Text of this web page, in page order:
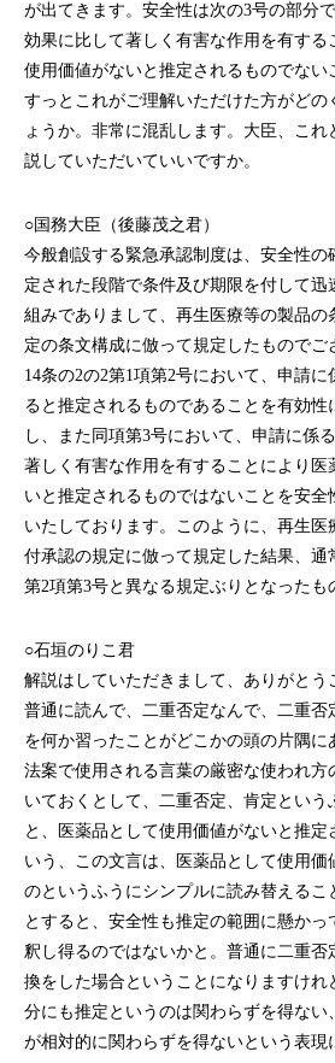
が出てきます。安全性は次の3号の部分
効果に比して著しく有害な作用を有する
使用価値がないと推定されるものでない
すっとこれがご理解いただけた方がどの
ょうか。非常に混乱します。大臣、こ
説していただいていいですか。
○国務大臣（後藤茂之君）
今般創設する緊急承認制度は、安全性の
定された段階で条件及び期限を付して
組みでありまして、再生医療等の製品の
定の条文構成に倣って規定したものでご
14条の2の2第1項第2号において、申請
ると推定されるものであることを有効性
し、また同項第3号において、申請に係
著しく有害な作用を有することにより医
いと推定されるものではないことを安全
いたしております。このように、再生
付承認の規定に倣って規定した結果、通
第2項第3号と異なる規定ぶりとなったも
○石垣のりこ君
解説はしていただきまして、ありがとう
普通に読んで、二重否定なんで、二重否
を何か習ったことがどこかの頭の片隅に
法案で使用される言葉の厳密な使われ方
いておくとして、二重否定、肯定という
と、医薬品として使用価値がないと推定
いう、この文言は、医薬品として使用価
のというふうにシンプルに読み替えるこ
とすると、安全性も推定の範囲に懸か
釈し得るのではないかと。普通に二重否
換をした場合ということになりますけれ
分にも推定というのは関わらずを得ない
が相対的に関わらずを得ないという表現